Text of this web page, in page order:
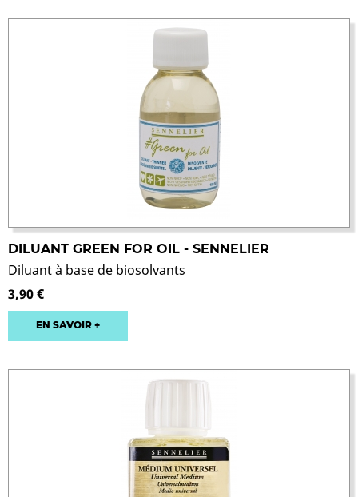
DILUANT GREEN FOR OIL - SENNELIER
Diluant à base de biosolvants
3,90 €
EN SAVOIR +